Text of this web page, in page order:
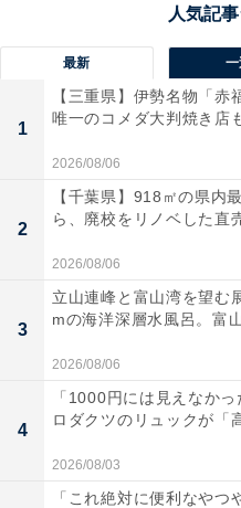
最新 一
1
【三重県】伊勢名物「赤
唯一のコメダ大判焼き店
2026/08/06
2
【千葉県】918㎡の県内
ら、廃校をリノベした直
2026/08/06
3
立山連峰と富山湾を望む
mの海洋深層水風呂。富
2026/08/06
4
「1000円には見えなか
ロダクツのリュックが「
2026/08/03
「これ絶対に便利なやつ